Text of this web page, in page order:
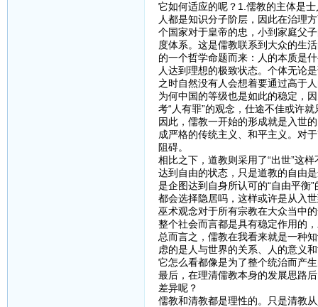
它如何适应的呢？1.儒教的主体是
人都是知识分子阶层，因此在治理
个国家对于皇帝的忠，小到家庭父
度体系。这是儒教联系到大众的生
的一个哲学命题而来：人的本质是
人达到理想的极致状态。个体无论
之时自然没有人会想着要通过高于
为何中国的等级也是如此的稳定，
考“人有罪”的观念，仕途不佳或许
因此，儒教一开始的形成就是入世
成严格的传统主义、和平主义。对
阻碍。
相比之下，道教则采用了“出世”这
达到自由的状态，只是道教的自由
是企图达到自身所认可的“自由平衡
都会选择隐居吗，这样或许是从入
巫术观念对于所有宗教在大众当中
整个社会而言都是具有稳定作用的
总而言之，儒教在我看来就是一种
虑的是人与世界的关系、人的意义
它怎么看都像是为了整个统治而产
最后，在理清儒教本身的发展思路
差异呢？
儒教和清教都是理性的。只是清教